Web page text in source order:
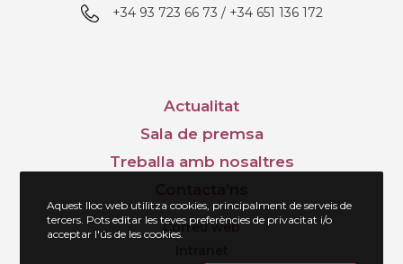
+34 93 723 66 73 / +34 651 136 172
Actualitat
Sala de premsa
Treballa amb nosaltres
Correu web
Aquest lloc web utilitza cookies, principalment de serveis de
tercers. Pots editar les teves preferències de privacitat i/o
acceptar l'ús de les cookies.